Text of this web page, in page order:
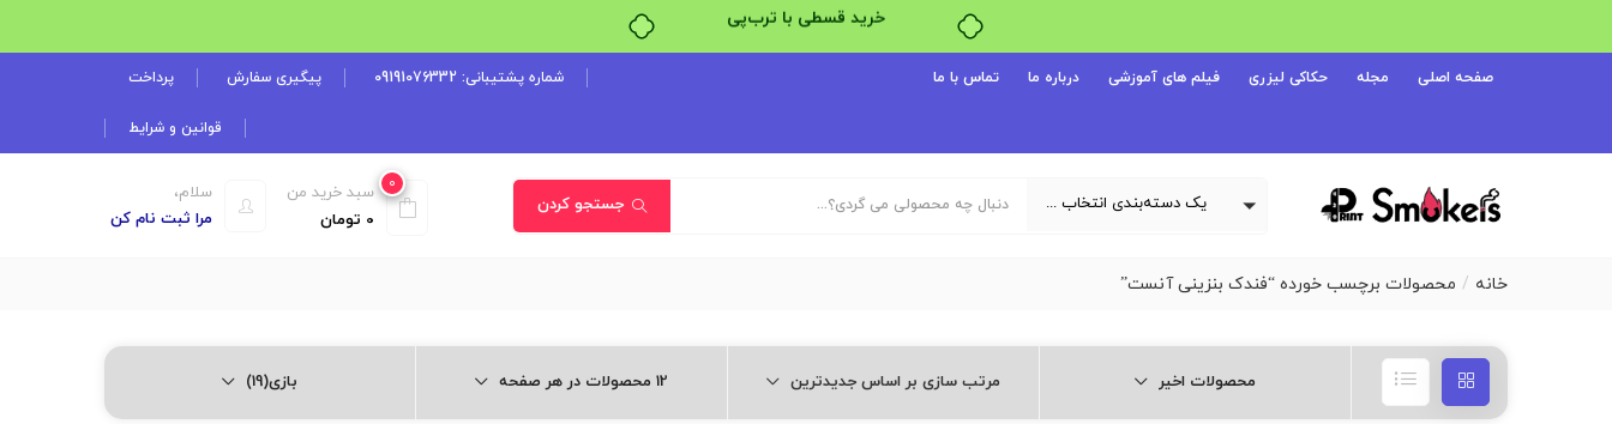
صفحه اصلی مجله حکاکی لیزری فیلم های آموزشی درباره ما تماس با ما شماره پشتیبانی: 09191076332 پیگیری سفارش پرداخت
قوانین و شرایط
یک دسته‌بندی انتخاب کنید جستجو کردن
سلام،
مرا ثبت نام کن
0
سبد خرید من
0 تومان
خانه محصولات برچسب خورده “فندک بنزینی آنست”
محصولات اخیر مرتب سازی بر اساس جدیدترین 12 محصولات در هر صفحه بازی(19)